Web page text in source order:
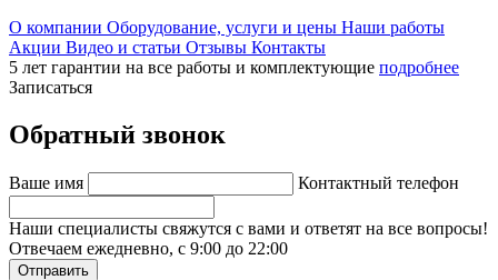
О компании Оборудование, услуги и цены Наши работы
Акции Видео и статьи Отзывы Контакты
5 лет гарантии на все работы и комплектующие подробнее
Записаться
Обратный звонок
Ваше имя Контактный телефон
Наши специалисты свяжутся с вами и ответят на все вопросы!
Отвечаем ежедневно, с 9:00 до 22:00
Отправить